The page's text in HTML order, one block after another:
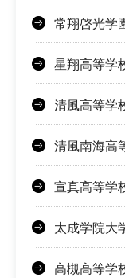
常翔啓光学
星翔高等学
清風高等学
清風南海高
宣真高等学
太成学院大
高槻高等学